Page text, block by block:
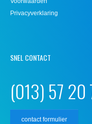
Privacyverklaring
SNEL CONTACT
(013) 57 20
contact formulier